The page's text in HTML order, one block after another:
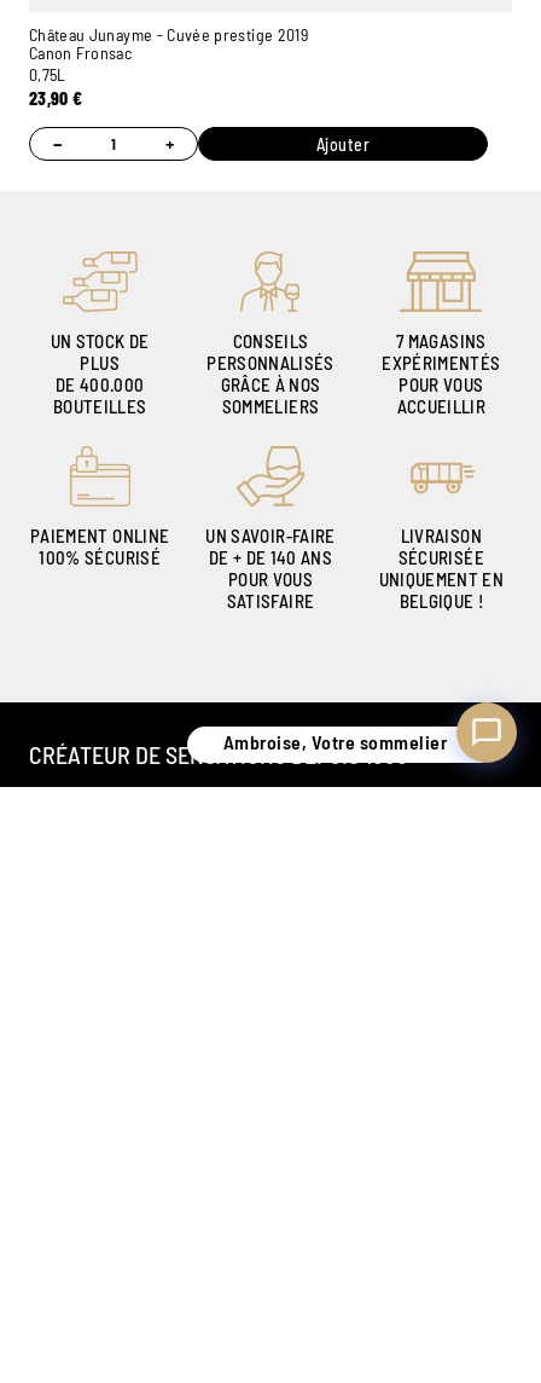
Château Junayme - Cuvée prestige 2019
Canon Fronsac
0,75L
23,90€
− + Ajouter
UN STOCK DE
PLUS
DE 400.000
BOUTEILLES
CONSEILS
PERSONNALISÉS
GRÂCE À NOS
SOMMELIERS
7 MAGASINS
EXPÉRIMENTÉS
POUR VOUS
ACCUEILLIR
PAIEMENT ONLINE
100% SÉCURISÉ
UN SAVOIR-FAIRE
DE + DE 140 ANS
POUR VOUS
SATISFAIRE
LIVRAISON
SÉCURISÉE
UNIQUEMENT EN
BELGIQUE !
CRÉATEUR DE SENSATIONS DEPUIS 1886
Ambroise, Votre sommelier
Ambroise, Votre sommelier
Disponible pour vous conseiller